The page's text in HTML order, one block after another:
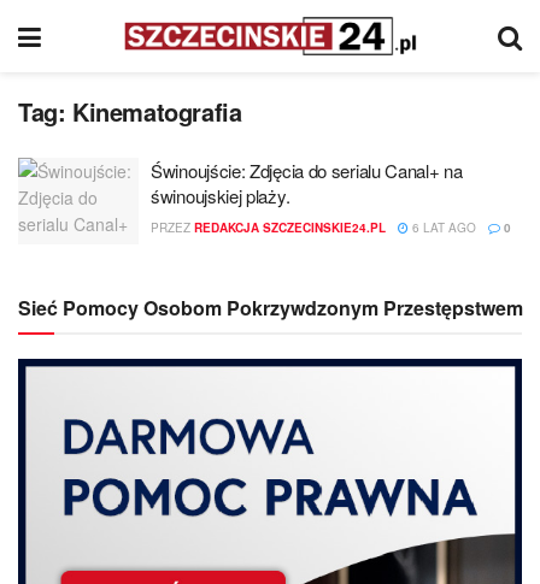
Tag: Kinematografia
Świnoujście: Zdjęcia do serialu Canal+ na
świnoujskiej plaży.
PRZEZ REDAKCJA SZCZECINSKIE24.PL 6 LAT AGO 0
Sieć Pomocy Osobom Pokrzywdzonym Przestępstwem